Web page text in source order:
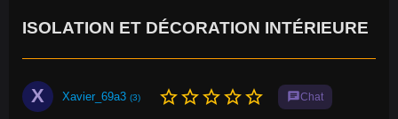
ISOLATION ET DÉCORATION INTÉRIEURE
X Xavier_69a3 (3) star_borderstar_borderstar_borderstar_borderstar_border chatChat